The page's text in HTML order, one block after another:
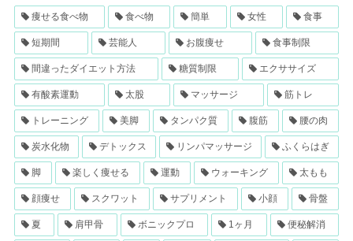
痩せる食べ物 食べ物 簡単 女性 食事
短期間 芸能人 お腹痩せ 食事制限
間違ったダイエット方法 糖質制限 エクササイズ
有酸素運動 太股 マッサージ 筋トレ
トレーニング 美脚 タンパク質 腹筋 腰の肉
炭水化物 デトックス リンパマッサージ ふくらはぎ
脚 楽しく痩せる 運動 ウォーキング 太もも
顔痩せ スクワット サプリメント 小顔 骨盤
夏 肩甲骨 ボニックプロ 1ヶ月 便秘解消